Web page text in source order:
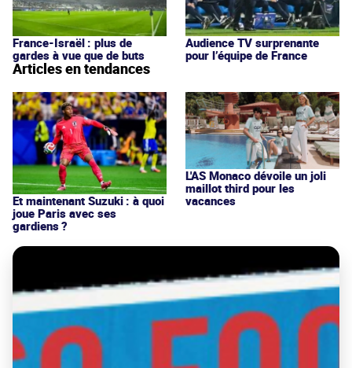
France-Israël : plus de
gardes à vue que de buts
Audience TV surprenante
pour l’équipe de France
Articles en tendances
Et maintenant Suzuki : à quoi
joue Paris avec ses
gardiens ?
L'AS Monaco dévoile un joli
maillot third pour les
vacances